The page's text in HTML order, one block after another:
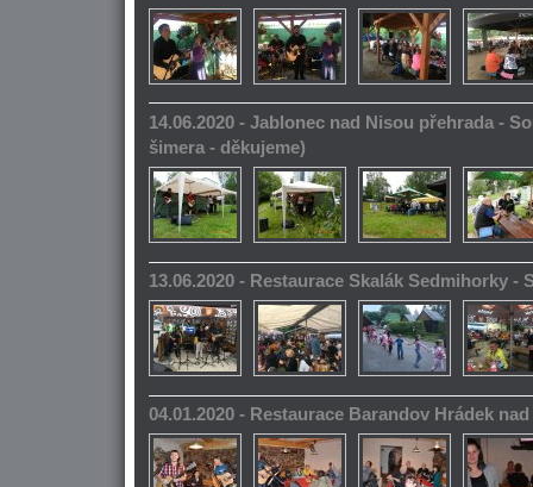
14.06.2020 - Jablonec nad Nisou přehrada -
šimera - děkujeme)
13.06.2020 - Restaurace Skalák Sedmihorky -
04.01.2020 - Restaurace Barandov Hrádek